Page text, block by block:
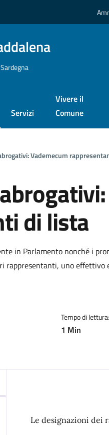
Servizi
Vivere il
Comune
Vademecum
di lista
in Parlamento nonché i
rappresentanti, uno effettivo
Tempo di lettura:
1 Min
Le designazioni dei